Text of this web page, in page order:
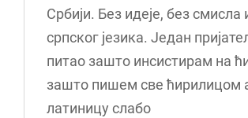
Србији. Без идеје, без смисла
српског језика. Један
питао зашто инсистирам на
зашто пишем све ћирилицом
латиницу слабо